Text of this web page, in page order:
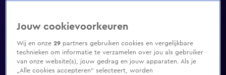
Jouw cookievoorkeuren
Wij en onze29 partners gebruiken cookies en vergelijkbare
technieken om informatie te verzamelen over jou als gebruiker
van onze website(s), jouw gedrag en jouw apparaten. Als je
„Alle cookies accepteren” selecteert, worden